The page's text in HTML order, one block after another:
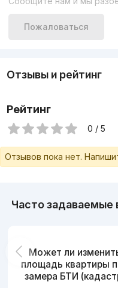
Пожаловаться
Отзывы и рейтинг
Рейтинг
0 / 5
Отзывов пока нет.
Часто задаваемые
Может ли
площадь квартиры
замера БТИ